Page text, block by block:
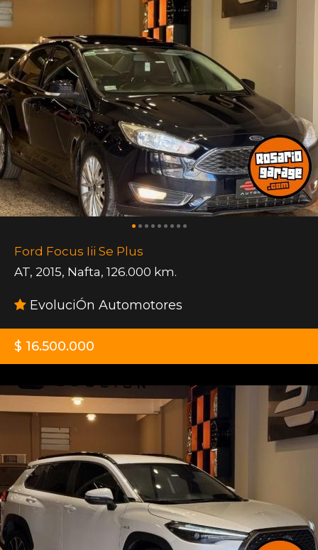
Ford Focus Iii Se Plus
AT, 2015, Nafta, 126.000 km.
EvoluciÓn Automotores
$ 16.500.000